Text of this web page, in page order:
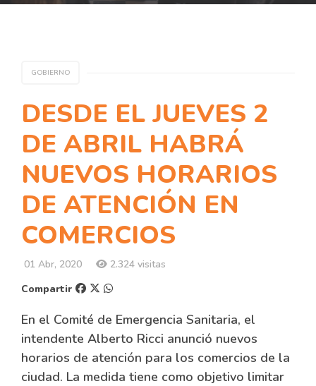
GOBIERNO
DESDE EL JUEVES 2
DE ABRIL HABRÁ
NUEVOS HORARIOS
DE ATENCIÓN EN
COMERCIOS
01 Abr, 2020
2.324 visitas
Compartir
En el Comité de Emergencia Sanitaria, el
intendente Alberto Ricci anunció nuevos
horarios de atención para los comercios de la
ciudad. La medida tiene como objetivo limitar